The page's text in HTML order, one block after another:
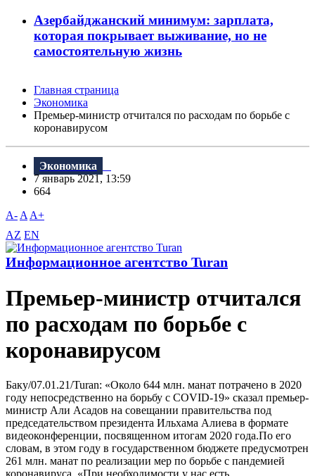
Азербайджанский минимум: зарплата,
которая покрывает выживание, но не
самостоятельную жизнь
Главная страница
Экономика
Премьер-министр отчитался по расходам по борьбе с
коронавирусом
Экономика
7 январь 2021, 13:59
664
A- A A+
AZ EN
Информационное агентство Turan
Премьер-министр отчитался
по расходам по борьбе с
коронавирусом
Баку/07.01.21/Turan: «Около 644 млн. манат потрачено в 2020
году непосредственно на борьбу с COVID-19» сказал премьер-
министр Али Асадов на совещании правительства под
председательством президента Ильхама Алиева в формате
видеоконференции, посвященном итогам 2020 года.По его
словам, в этом году в государственном бюджете предусмотрен
261 млн. манат по реализации мер по борьбе с пандемией
коронавируса. «При необходимости у нас есть